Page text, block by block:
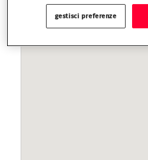
gestisci preferenze